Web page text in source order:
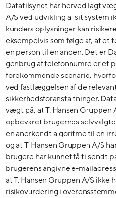
Datatilsynet har herved lagt
A/S ved udvikling af sit system
kunders oplysninger kan
eksempelvis som følge af, at et
en person til en anden. Det er
genbrug af telefonnumre er et
forekommende scenarie,
ved fastlæggelsen af de
sikkerhedsforanstaltninger.
vægt på, at T. Hansen Gruppen
opbevaret brugernes
en anerkendt algoritme til en
og at T. Hansen Gruppen A/S
brugere har kunnet få tilsendt
brugerens angivne e-
at T. Hansen Gruppen A/S ikke
risikovurdering i